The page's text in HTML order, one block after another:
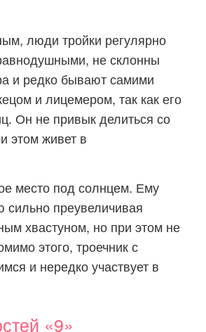
люди тройки регулярно
не склонны
и редко бывают самими
и лицемером, так как его
Он не привык делиться со
этом живет в
место под солнцем. Ему
сильно преувеличивая
хвастуном, но при этом не
этого, троечник с
и нередко участвует в
«9»